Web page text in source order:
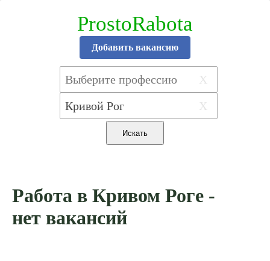
ProstoRabota
Добавить вакансию
X
X
Работа в Кривом Роге -
нет вакансий